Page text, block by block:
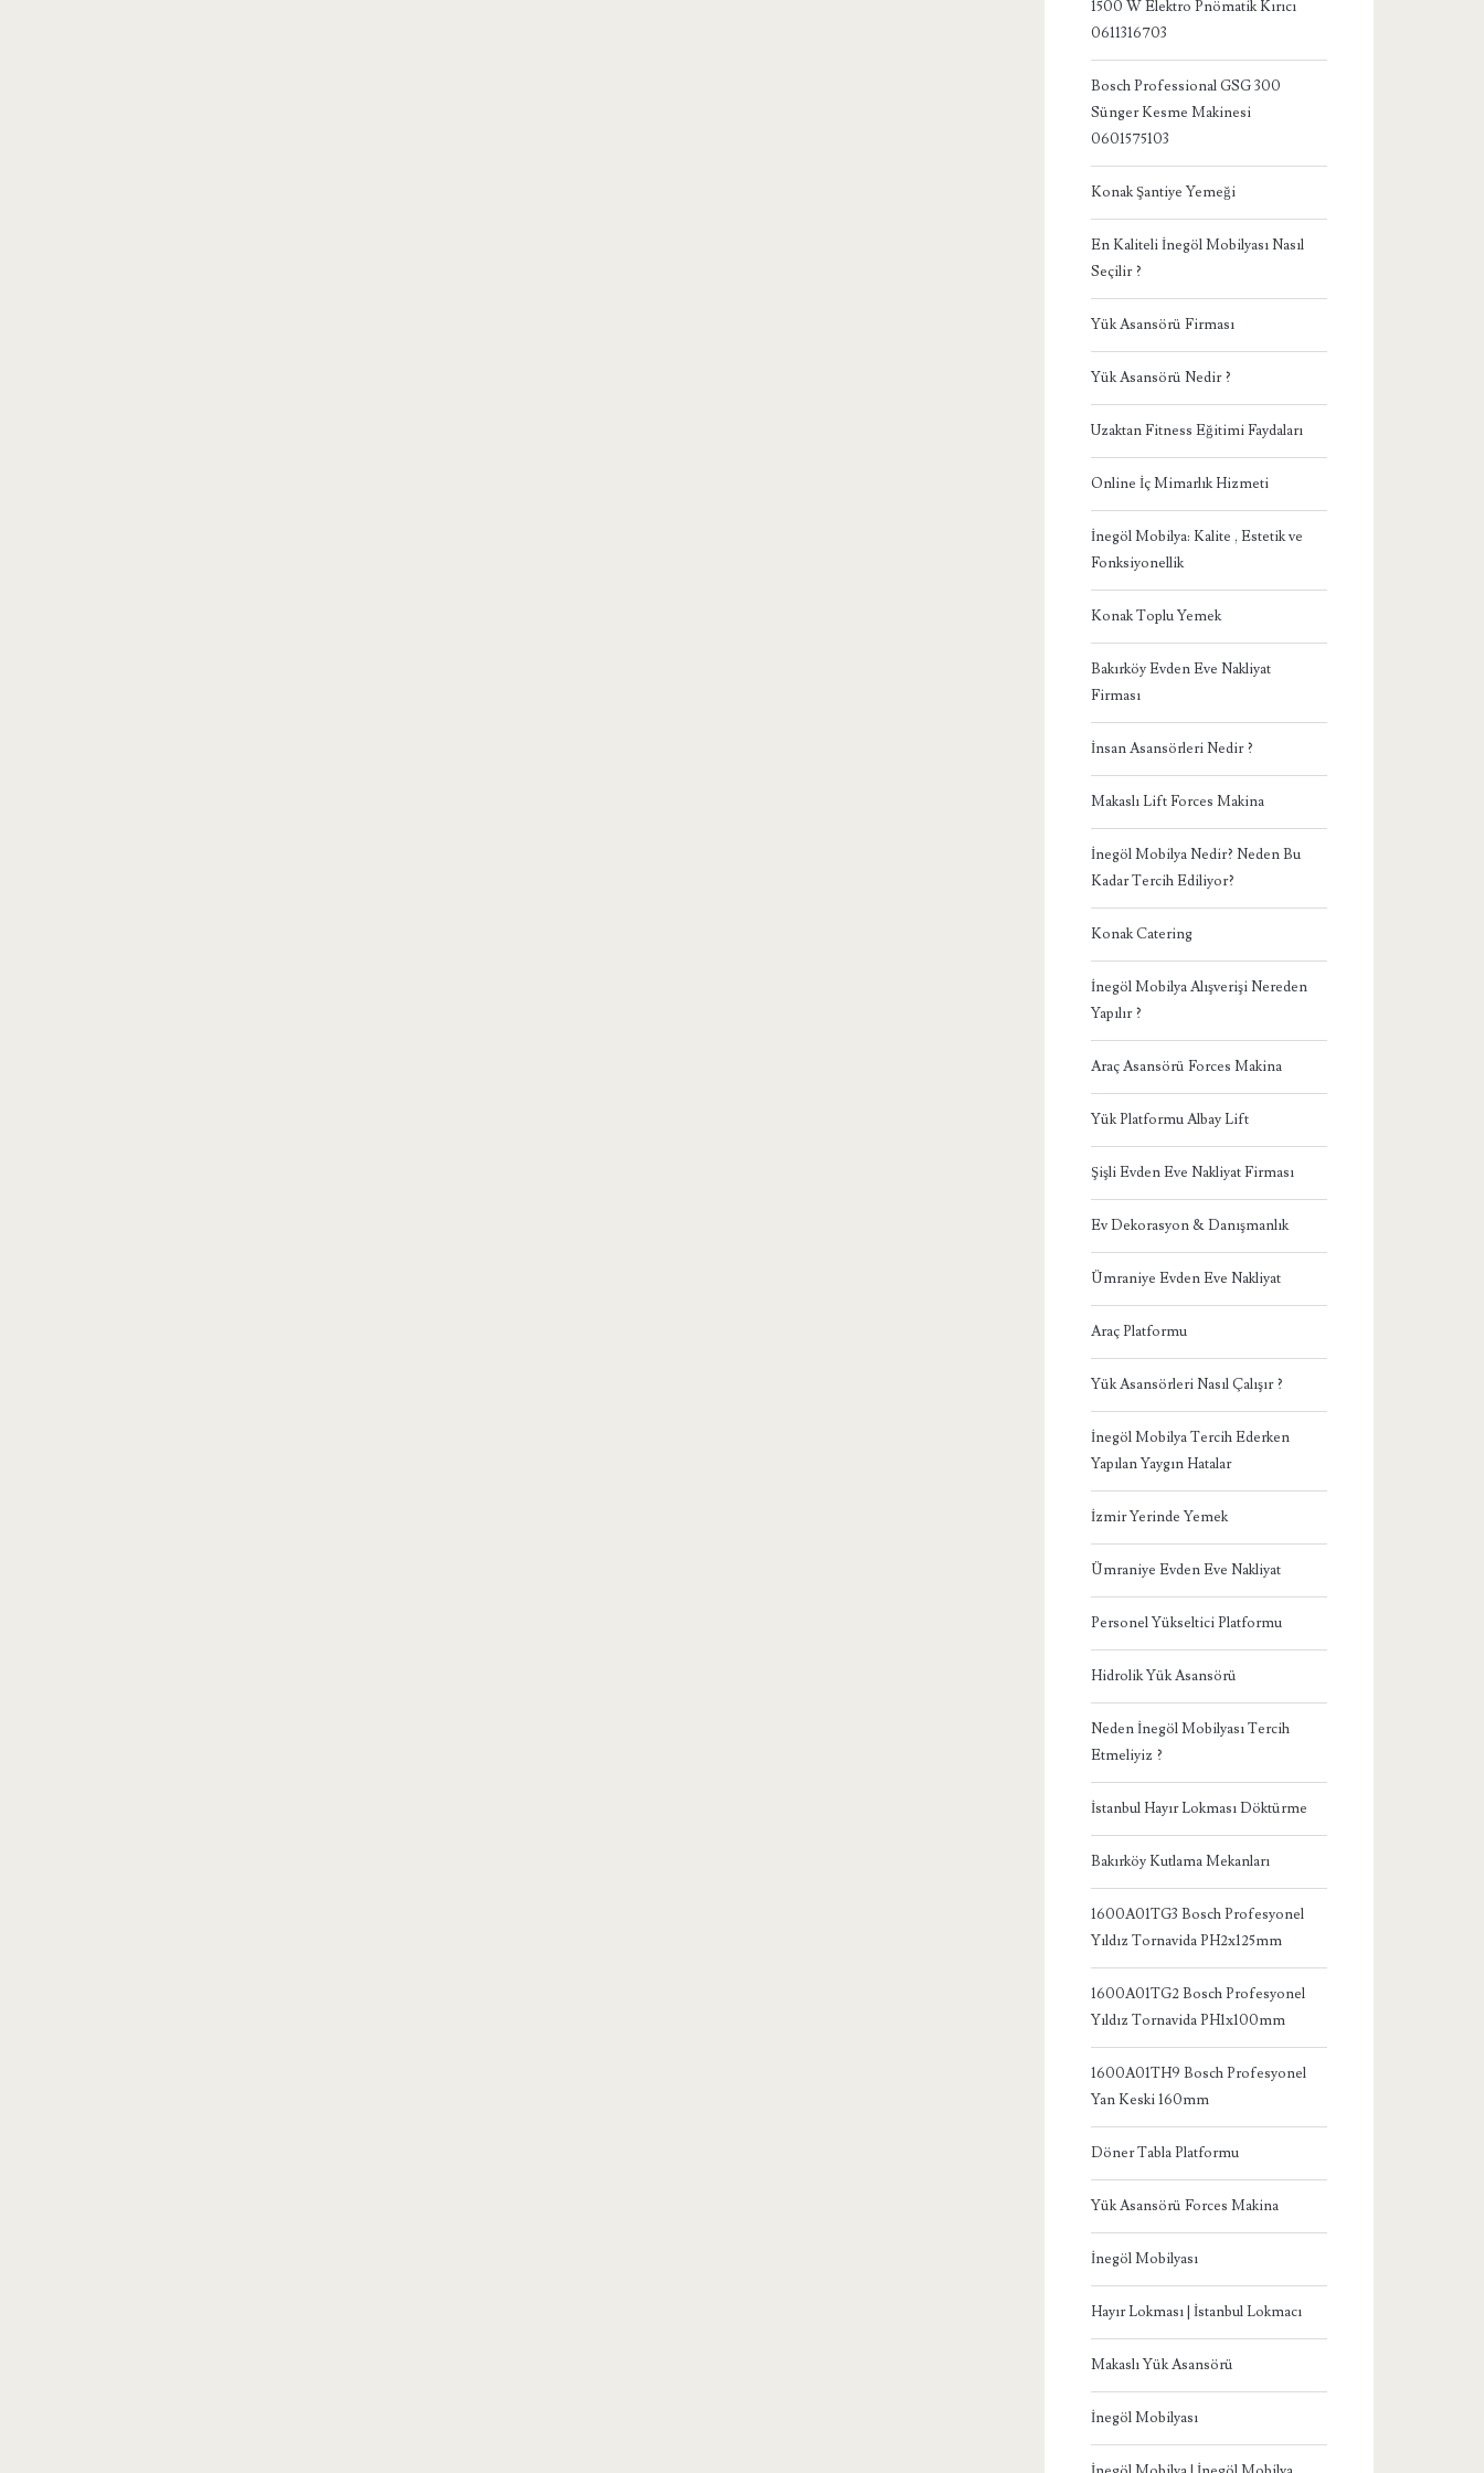
1500 W Elektro Pnömatik Kırıcı
0611316703
Bosch Professional GSG 300
Sünger Kesme Makinesi
0601575103
Konak Şantiye Yemeği
En Kaliteli İnegöl Mobilyası Nasıl
Seçilir ?
Yük Asansörü Firması
Yük Asansörü Nedir ?
Uzaktan Fitness Eğitimi Faydaları
Online İç Mimarlık Hizmeti
İnegöl Mobilya: Kalite , Estetik ve
Fonksiyonellik
Konak Toplu Yemek
Bakırköy Evden Eve Nakliyat
Firması
İnsan Asansörleri Nedir ?
Makaslı Lift Forces Makina
İnegöl Mobilya Nedir? Neden Bu
Kadar Tercih Ediliyor?
Konak Catering
İnegöl Mobilya Alışverişi Nereden
Yapılır ?
Araç Asansörü Forces Makina
Yük Platformu Albay Lift
Şişli Evden Eve Nakliyat Firması
Ev Dekorasyon & Danışmanlık
Ümraniye Evden Eve Nakliyat
Araç Platformu
Yük Asansörleri Nasıl Çalışır ?
İnegöl Mobilya Tercih Ederken
Yapılan Yaygın Hatalar
İzmir Yerinde Yemek
Ümraniye Evden Eve Nakliyat
Personel Yükseltici Platformu
Hidrolik Yük Asansörü
Neden İnegöl Mobilyası Tercih
Etmeliyiz ?
İstanbul Hayır Lokması Döktürme
Bakırköy Kutlama Mekanları
1600A01TG3 Bosch Profesyonel
Yıldız Tornavida PH2x125mm
1600A01TG2 Bosch Profesyonel
Yıldız Tornavida PH1x100mm
1600A01TH9 Bosch Profesyonel
Yan Keski 160mm
Döner Tabla Platformu
Yük Asansörü Forces Makina
İnegöl Mobilyası
Hayır Lokması | İstanbul Lokmacı
Makaslı Yük Asansörü
İnegöl Mobilyası